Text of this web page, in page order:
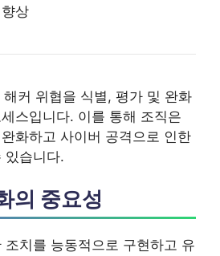
상
해커 위협을 식별, 평가 및 완화
스입니다. 이를 통해 조직은
화하고 사이버 공격으로 인한
있습니다.
의 중요성
조치를 능동적으로 구현하고 유